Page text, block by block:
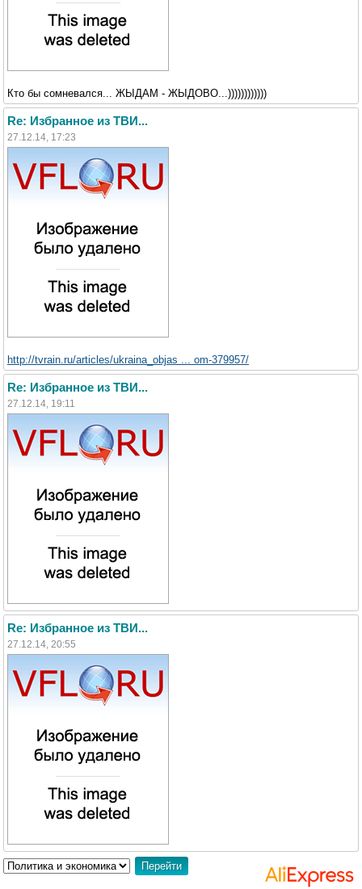
Кто бы сомневался... ЖЫДАМ - ЖЫДОВО...))))))))))))
Re: Избранное из ТВИ...
27.12.14, 17:23
http://tvrain.ru/articles/ukraina_objas ... om-379957/
Re: Избранное из ТВИ...
27.12.14, 19:11
Re: Избранное из ТВИ...
27.12.14, 20:55